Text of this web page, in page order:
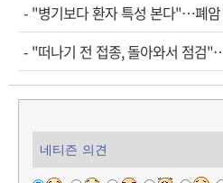
- "병기보다 환자 특성 본다"…폐암 치
- "떠나기 전 접종, 돌아와서 점검"…해
네티즌 의견